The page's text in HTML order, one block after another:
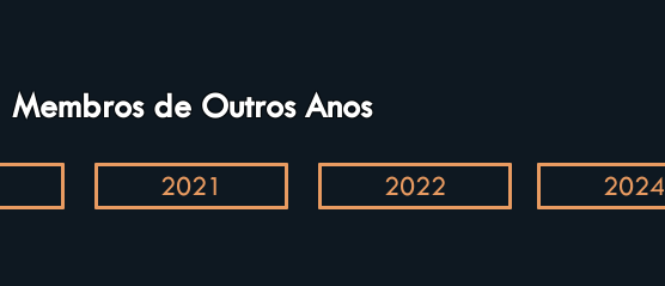
Membros de Outros Anos
2021 2022 2024